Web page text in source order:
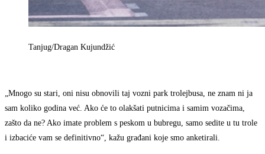
Tanjug/Dragan Kujundžić
„Mnogo su stari, oni nisu obnovili taj vozni park trolejbusa, ne znam ni ja
sam koliko godina već. Ako će to olakšati putnicima i samim vozačima,
zašto da ne? Ako imate problem s peskom u bubregu, samo sedite u tu trole
i izbaciće vam se definitivno“, kažu građani koje smo anketirali.